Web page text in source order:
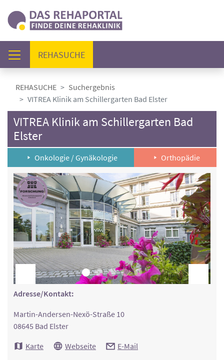
REHASUCHE(AKTUELL)
REHASUCHE
Suchergebnis
VITREA Klinik am Schillergarten Bad Elster
VITREA Klinik am Schillergarten Bad
Elster
Onkologie / Gynäkologie Orthopädie
Adresse/Kontakt:
Martin-Andersen-Nexö-Straße 10
08645 Bad Elster
Karte
Webseite E-Mail